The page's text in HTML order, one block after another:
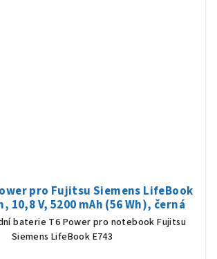
pro Fujitsu Siemens LifeBook
10,8 V, 5200 mAh (56 Wh), černá
baterie T6 Power pro notebook Fujitsu
Siemens LifeBook E743